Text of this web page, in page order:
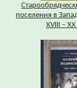
поселения в
XVIII –